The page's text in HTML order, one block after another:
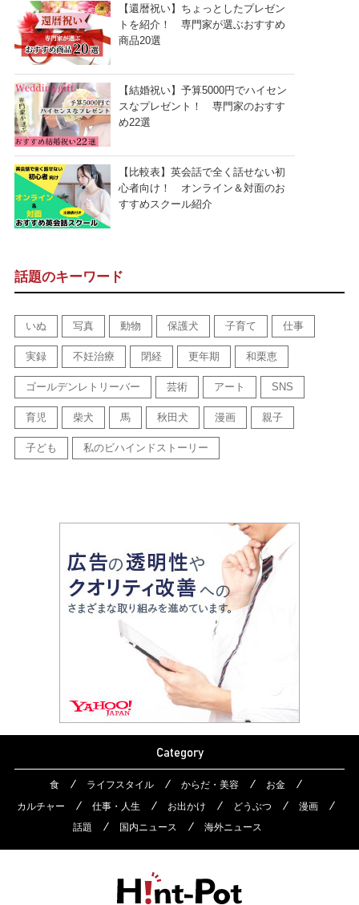
【還暦祝い】ちょっとしたプレゼン
トを紹介！ 専門家が選ぶおすすめ
商品20選
【結婚祝い】予算5000円でハイセン
スなプレゼント！ 専門家のおすす
め22選
【比較表】英会話で全く話せない初
心者向け！ オンライン＆対面のお
すすめスクール紹介
話題のキーワード
いぬ 写真 動物 保護犬 子育て 仕事
実録 不妊治療 閉経 更年期 和栗恵
ゴールデンレトリーバー 芸術 アート SNS
育児 柴犬 馬 秋田犬 漫画 親子
子ども 私のビハインドストーリー
Category
食 ライフスタイル からだ・美容
お金
カルチャー
仕事・人生 お出かけ どうぶつ
漫画
話題
国内ニュース 海外ニュース